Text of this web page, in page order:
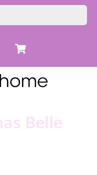
Belle